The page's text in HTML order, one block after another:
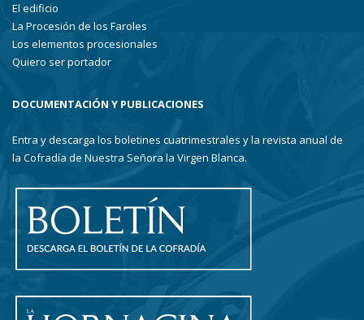
El edificio
La Procesión de los Faroles
Los elementos procesionales
Quiero ser portador
DOCUMENTACIÓN Y PUBLICACIONES
Entra y descarga los boletines cuatrimestrales y la revista anual de
la Cofradía de Nuestra Señora la Virgen Blanca.